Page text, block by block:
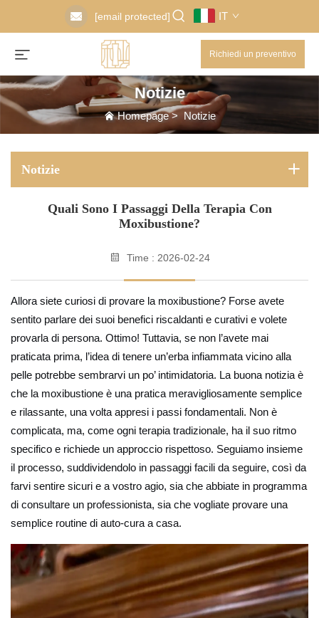
[email protected] IT
Richiedi un preventivo
Notizie
Homepage> Notizie
Notizie
Quali Sono I Passaggi Della Terapia Con
Moxibustione?
Time : 2026-02-24
Allora siete curiosi di provare la moxibustione? Forse avete
sentito parlare dei suoi benefici riscaldanti e curativi e volete
provarla di persona. Ottimo! Tuttavia, se non l’avete mai
praticata prima, l’idea di tenere un’erba infiammata vicino alla
pelle potrebbe sembrarvi un po’ intimidatoria. La buona notizia è
che la moxibustione è una pratica meravigliosamente semplice
e rilassante, una volta appresi i passi fondamentali. Non è
complicata, ma, come ogni terapia tradizionale, ha il suo ritmo
specifico e richiede un approccio rispettoso. Seguiamo insieme
il processo, suddividendolo in passaggi facili da seguire, così da
farvi sentire sicuri e a vostro agio, sia che abbiate in programma
di consultare un professionista, sia che vogliate provare una
semplice routine di auto-cura a casa.